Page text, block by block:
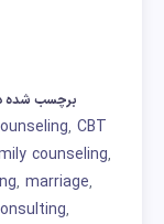
برچسب شده
, CBT آنلاین
counseling,
, marriage,
,